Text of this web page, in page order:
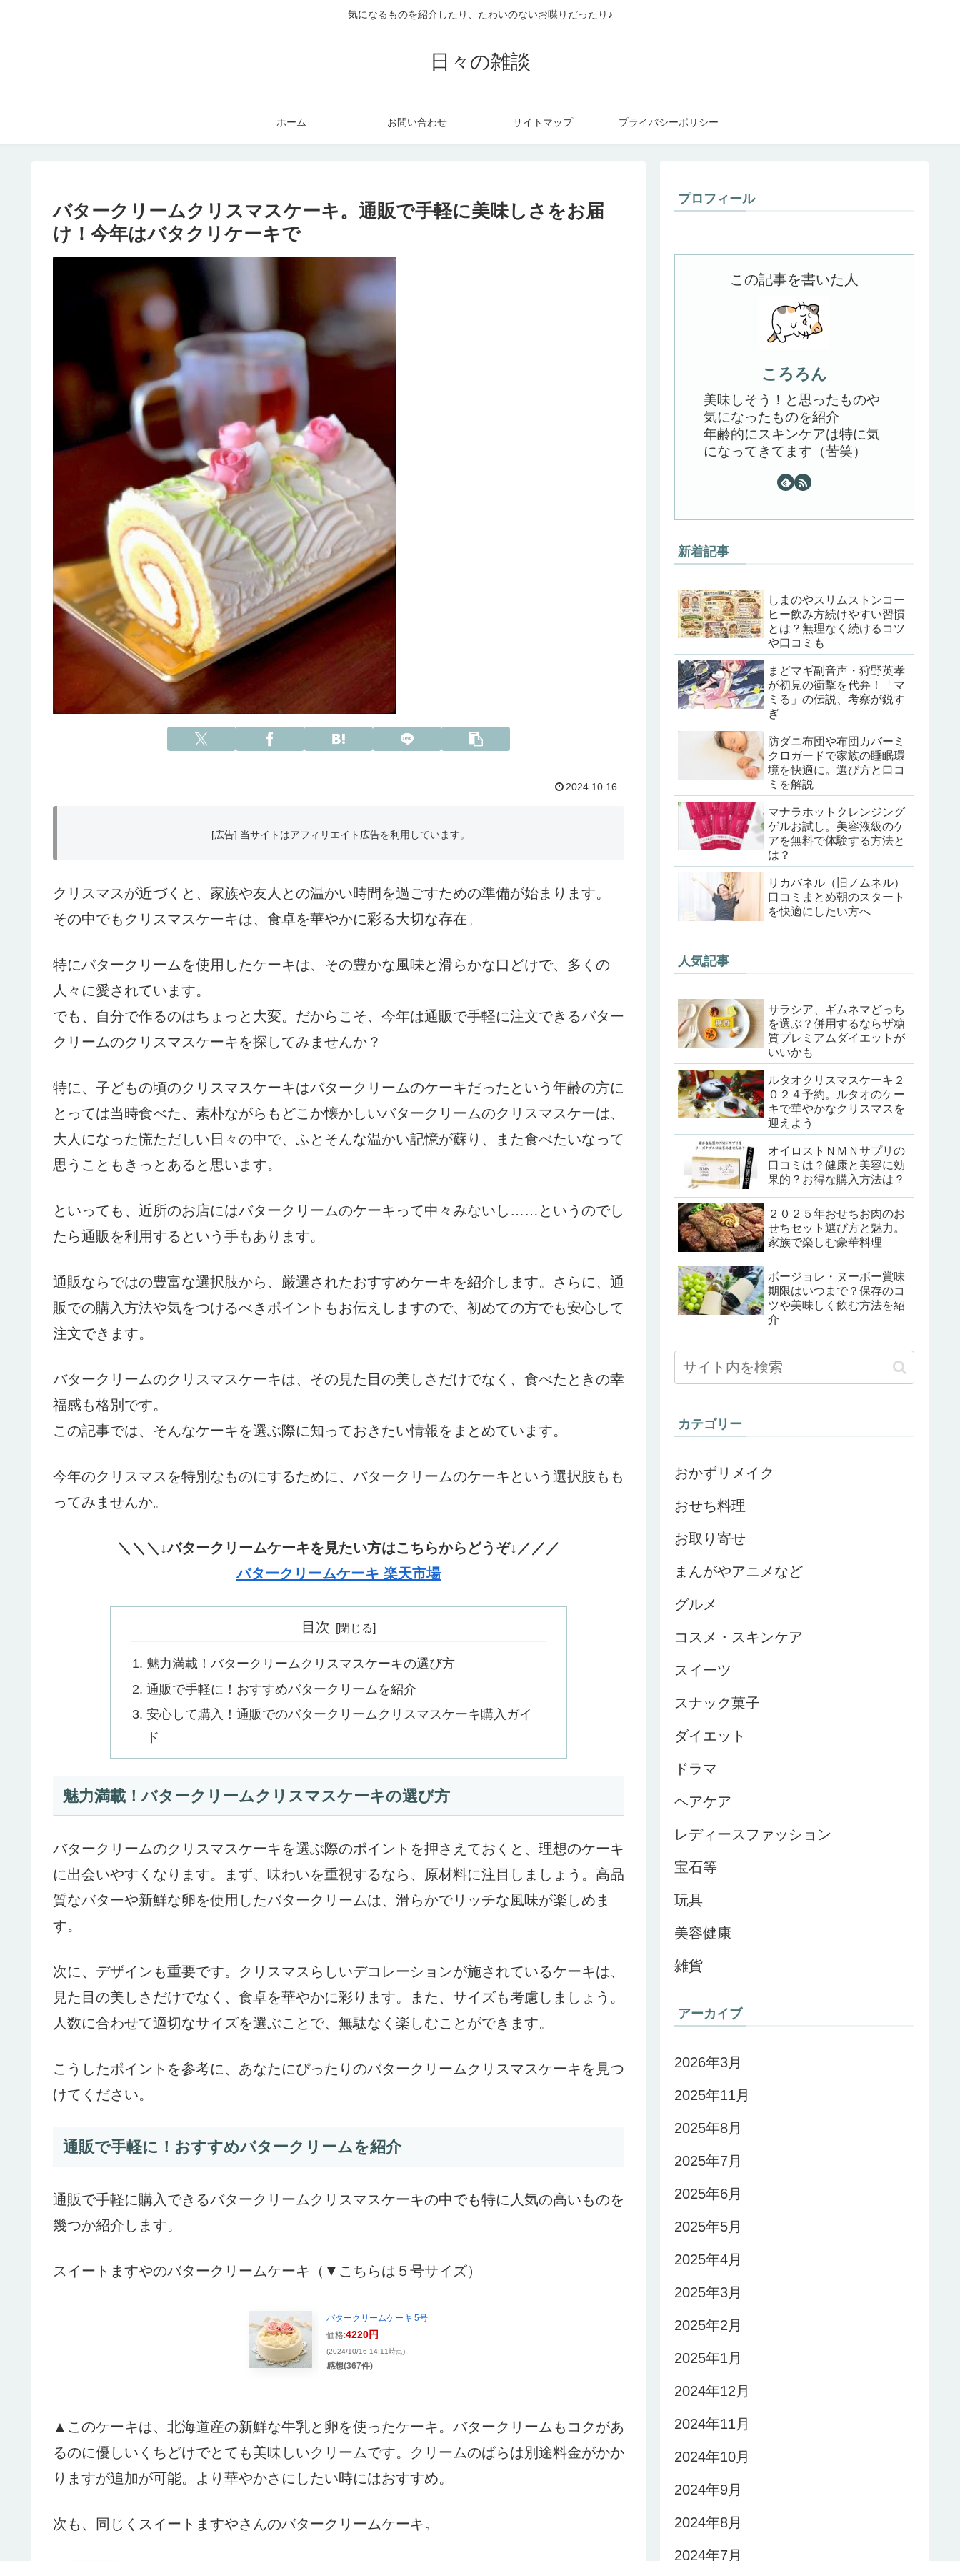
気になるものを紹介したり、たわいのないお喋りだったり♪
日々の雑談
ホーム お問い合わせ サイトマップ プライバシーポリシー
バタークリームクリスマスケーキ。通販で手軽に美味しさをお届
け！今年はバタクリケーキで
2024.10.16
[広告] 当サイトはアフィリエイト広告を利用しています。
クリスマスが近づくと、家族や友人との温かい時間を過ごすための準備が始まります。
その中でもクリスマスケーキは、食卓を華やかに彩る大切な存在。
特にバタークリームを使用したケーキは、その豊かな風味と滑らかな口どけで、多くの
人々に愛されています。
でも、自分で作るのはちょっと大変。だからこそ、今年は通販で手軽に注文できるバター
クリームのクリスマスケーキを探してみませんか？
特に、子どもの頃のクリスマスケーキはバタークリームのケーキだったという年齢の方に
とっては当時食べた、素朴ながらもどこか懐かしいバタークリームのクリスマスケーは、
大人になった慌ただしい日々の中で、ふとそんな温かい記憶が蘇り、また食べたいなって
思うこともきっとあると思います。
といっても、近所のお店にはバタークリームのケーキって中々みないし……というのでし
たら通販を利用するという手もあります。
通販ならではの豊富な選択肢から、厳選されたおすすめケーキを紹介します。さらに、通
販での購入方法や気をつけるべきポイントもお伝えしますので、初めての方でも安心して
注文できます。
バタークリームのクリスマスケーキは、その見た目の美しさだけでなく、食べたときの幸
福感も格別です。
この記事では、そんなケーキを選ぶ際に知っておきたい情報をまとめています。
今年のクリスマスを特別なものにするために、バタークリームのケーキという選択肢もも
ってみませんか。
＼＼＼↓バタークリームケーキを見たい方はこちらからどうぞ↓／／／
バタークリームケーキ 楽天市場
目次
魅力満載！バタークリームクリスマスケーキの選び方
通販で手軽に！おすすめバタークリームを紹介
安心して購入！通販でのバタークリームクリスマスケーキ購入ガイ
ド
魅力満載！バタークリームクリスマスケーキの選び方
バタークリームのクリスマスケーキを選ぶ際のポイントを押さえておくと、理想のケーキ
に出会いやすくなります。まず、味わいを重視するなら、原材料に注目しましょう。高品
質なバターや新鮮な卵を使用したバタークリームは、滑らかでリッチな風味が楽しめま
す。
次に、デザインも重要です。クリスマスらしいデコレーションが施されているケーキは、
見た目の美しさだけでなく、食卓を華やかに彩ります。また、サイズも考慮しましょう。
人数に合わせて適切なサイズを選ぶことで、無駄なく楽しむことができます。
こうしたポイントを参考に、あなたにぴったりのバタークリームクリスマスケーキを見つ
けてください。
通販で手軽に！おすすめバタークリームを紹介
通販で手軽に購入できるバタークリームクリスマスケーキの中でも特に人気の高いものを
幾つか紹介します。
スイートますやのバタークリームケーキ（▼こちらは５号サイズ）
バタークリームケーキ 5号
価格:4220円
(2024/10/16 14:11時点)
感想(367件)
▲このケーキは、北海道産の新鮮な牛乳と卵を使ったケーキ。バタークリームもコクがあ
るのに優しいくちどけでとても美味しいクリームです。クリームのばらは別途料金がかか
りますが追加が可能。より華やかさにしたい時にはおすすめ。
次も、同じくスイートますやさんのバタークリームケーキ。
プロフィール
この記事を書いた人
ころろん
美味しそう！と思ったものや
気になったものを紹介
年齢的にスキンケアは特に気
になってきてます（苦笑）
新着記事
しまのやスリムストンコー
ヒー飲み方続けやすい習慣
とは？無理なく続けるコツ
や口コミも
まどマギ副音声・狩野英孝
が初見の衝撃を代弁！「マ
ミる」の伝説、考察が鋭す
ぎ
防ダニ布団や布団カバーミ
クロガードで家族の睡眠環
境を快適に。選び方と口コ
ミを解説
マナラホットクレンジング
ゲルお試し。美容液級のケ
アを無料で体験する方法と
は？
リカバネル（旧ノムネル）
口コミまとめ朝のスタート
を快適にしたい方へ
人気記事
サラシア、ギムネマどっち
を選ぶ？併用するならザ糖
質プレミアムダイエットが
いいかも
ルタオクリスマスケーキ２
０２４予約。ルタオのケー
キで華やかなクリスマスを
迎えよう
オイロストＮＭＮサプリの
口コミは？健康と美容に効
果的？お得な購入方法は？
２０２５年おせちお肉のお
せちセット選び方と魅力。
家族で楽しむ豪華料理
ボージョレ・ヌーボー賞味
期限はいつまで？保存のコ
ツや美味しく飲む方法を紹
介
カテゴリー
おかずリメイク
おせち料理
お取り寄せ
まんがやアニメなど
グルメ
コスメ・スキンケア
スイーツ
スナック菓子
ダイエット
ドラマ
ヘアケア
レディースファッション
宝石等
玩具
美容健康
雑貨
アーカイブ
2026年3月
2025年11月
2025年8月
2025年7月
2025年6月
2025年5月
2025年4月
2025年3月
2025年2月
2025年1月
2024年12月
2024年11月
2024年10月
2024年9月
2024年8月
2024年7月